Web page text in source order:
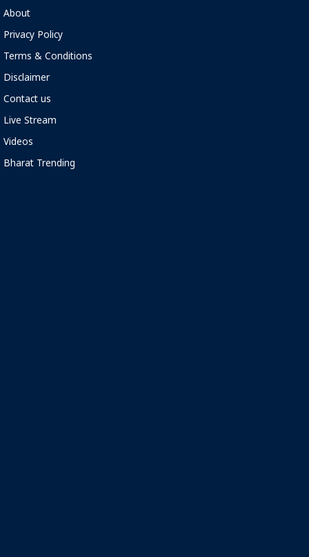
About
Privacy Policy
Terms & Conditions
Disclaimer
Contact us
Live Stream
Videos
Bharat Trending